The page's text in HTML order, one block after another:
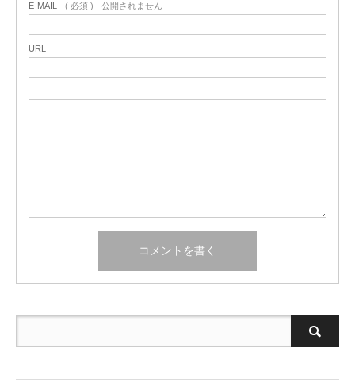
E-MAIL ( 必須 ) - 公開されません -
URL